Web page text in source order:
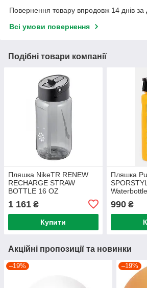
Повернення товару впродовж 14 днів за
Всі умови повернення
Подібні товари компанії
Пляшка NikeTR RENEW
RECHARGE STRAW
BOTTLE 16 OZ
1 161 ₴
Купити
Пляшка
Waterbottle
990₴
Акційні пропозиції та новинки
–19% –19%